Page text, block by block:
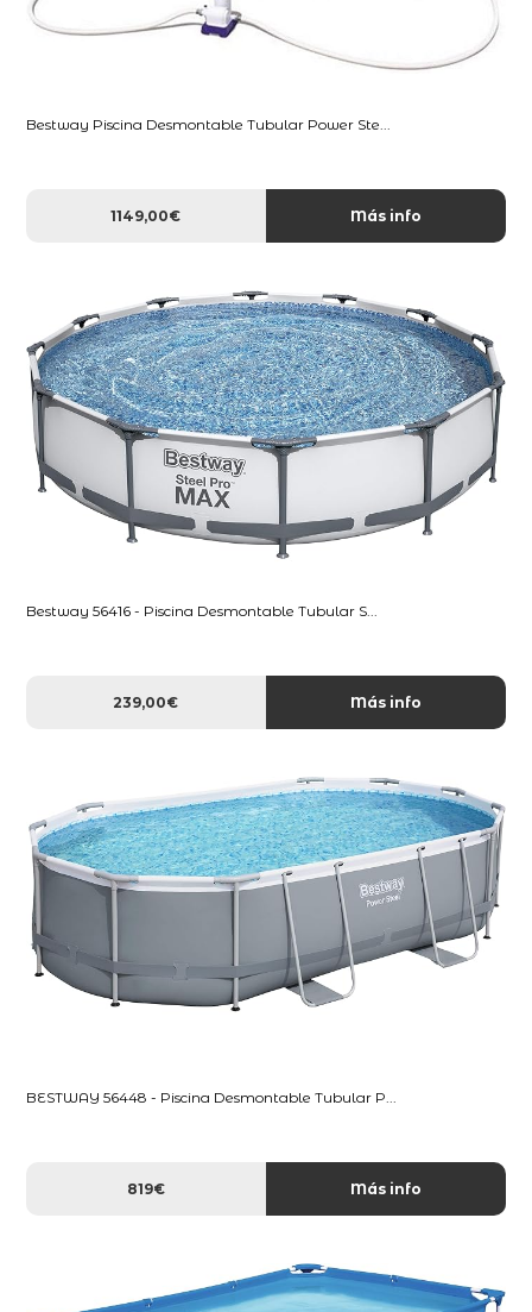
Bestway Piscina Desmontable Tubular Power Ste...
1149,00€ Más info
Bestway 56416 - Piscina Desmontable Tubular S...
239,00€ Más info
BESTWAY 56448 - Piscina Desmontable Tubular P...
819€ Más info